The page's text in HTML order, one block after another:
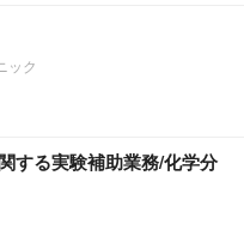
ック
する実験補助業務/化学分